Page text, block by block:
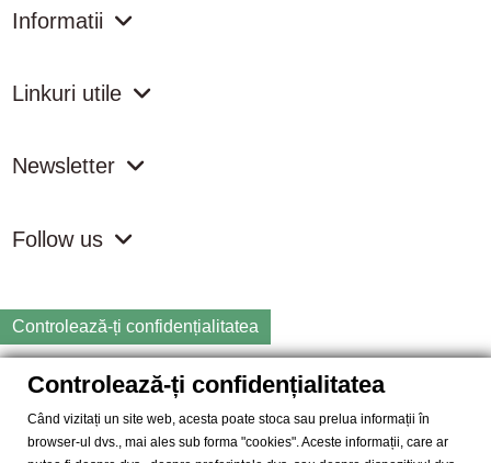
Informatii
Linkuri utile
Newsletter
Follow us
Controlează-ți confidențialitatea
Copyright
2026 samdistribution.ro - Magazin online cu Produse
SAM DISTRIBUTION S.R.L.- Cod fiscal: RO14935035, Registrul
Controlează-ți confidențialitatea
Când vizitați un site web, acesta poate stoca sau prelua informații în
browser-ul dvs., mai ales sub forma "cookies". Aceste informații, care ar